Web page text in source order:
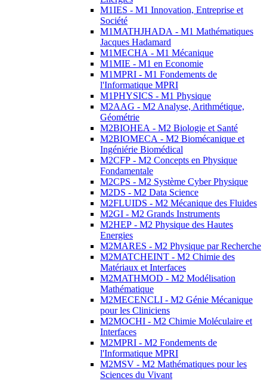
M1IES - M1 Innovation, Entreprise et
Société
M1MATHJHADA - M1 Mathématiques
Jacques Hadamard
M1MECHA - M1 Mécanique
M1MIE - M1 en Economie
M1MPRI - M1 Fondements de
l'Informatique MPRI
M1PHYSICS - M1 Physique
M2AAG - M2 Analyse, Arithmétique,
Géométrie
M2BIOHEA - M2 Biologie et Santé
M2BIOMECA - M2 Biomécanique et
Ingéniérie Biomédical
M2CFP - M2 Concepts en Physique
Fondamentale
M2CPS - M2 Système Cyber Physique
M2DS - M2 Data Science
M2FLUIDS - M2 Mécanique des Fluides
M2GI - M2 Grands Instruments
M2HEP - M2 Physique des Hautes
Energies
M2MARES - M2 Physique par Recherche
M2MATCHEINT - M2 Chimie des
Matériaux et Interfaces
M2MATHMOD - M2 Modélisation
Mathématique
M2MECENCLI - M2 Génie Mécanique
pour les Cliniciens
M2MOCHI - M2 Chimie Moléculaire et
Interfaces
M2MPRI - M2 Fondements de
l'Informatique MPRI
M2MSV - M2 Mathématiques pour les
Sciences du Vivant